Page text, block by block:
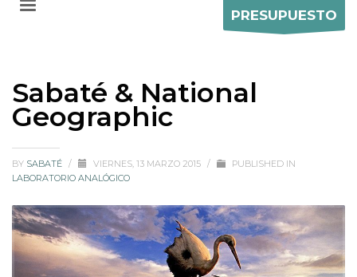
PRESUPUESTO
Sabaté & National
Geographic
BY SABATÉ / VIERNES, 13 MARZO 2015 /
PUBLISHED IN
LABORATORIO ANALÓGICO